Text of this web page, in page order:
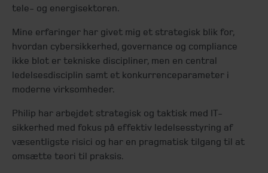
tele- og energisektoren.
Mine erfaringer har givet mig et strategisk blik for,
hvordan cybersikkerhed, governance og compliance
ikke blot er tekniske discipliner, men en central
ledelsesdisciplin samt et konkurrenceparameter i
moderne virksomheder.
Philip har arbejdet strategisk og taktisk med IT-
sikkerhed med fokus på effektiv ledelsesstyring af
væsentligste risici og har en pragmatisk tilgang til at
omsætte teori til praksis.